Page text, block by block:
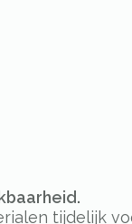
tijdelijk